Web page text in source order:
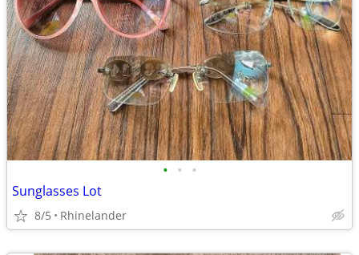
• • •
Sunglasses Lot
8/5 Rhinelander